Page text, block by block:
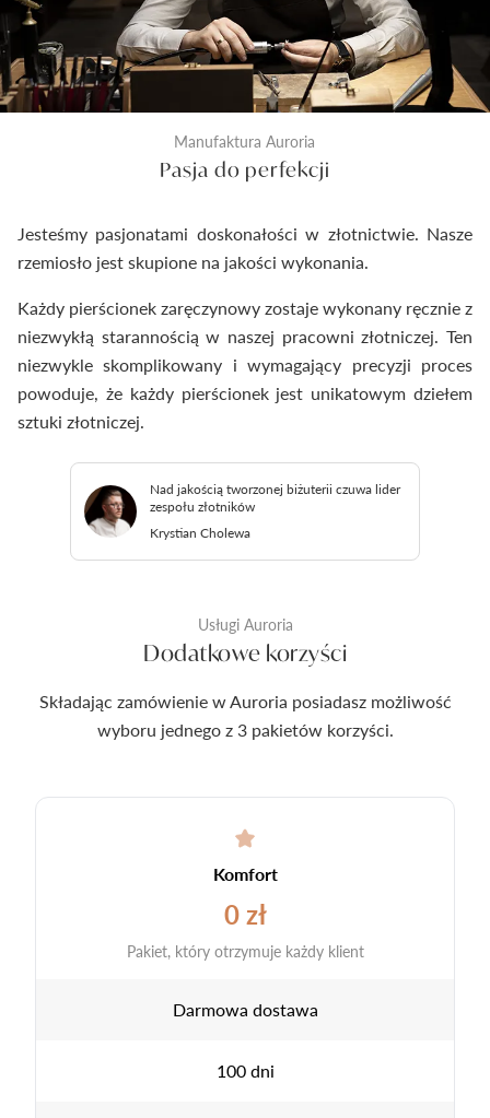
Manufaktura Auroria
Pasja do perfekcji
Jesteśmy pasjonatami doskonałości w złotnictwie. Nasze
rzemiosło jest skupione na jakości wykonania.
Każdy pierścionek zaręczynowy zostaje wykonany ręcznie z
niezwykłą starannością w naszej pracowni złotniczej. Ten
niezwykle skomplikowany i wymagający precyzji proces
powoduje, że każdy pierścionek jest unikatowym dziełem
sztuki złotniczej.
Nad jakością tworzonej biżuterii czuwa lider
zespołu złotników
Krystian Cholewa
Usługi Auroria
Dodatkowe korzyści
Składając zamówienie w Auroria posiadasz możliwość
wyboru jednego z 3 pakietów korzyści.
Komfort
0 zł
Pakiet, który otrzymuje każdy klient
Darmowa dostawa
100 dni